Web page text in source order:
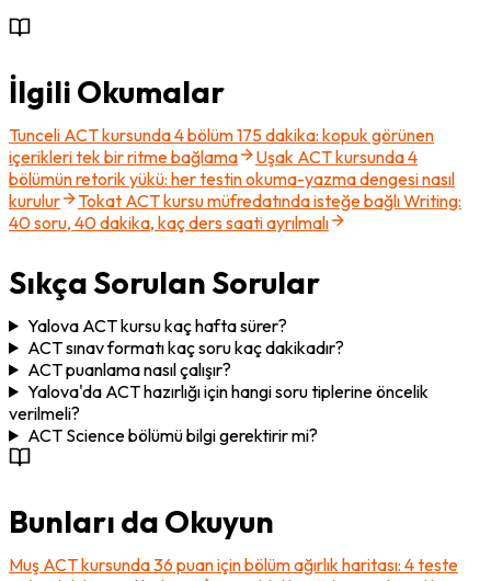
İlgili Okumalar
Tunceli ACT kursunda 4 bölüm 175 dakika: kopuk görünen
içerikleri tek bir ritme bağlama
Uşak ACT kursunda 4
bölümün retorik yükü: her testin okuma-yazma dengesi nasıl
kurulur
Tokat ACT kursu müfredatında isteğe bağlı Writing:
40 soru, 40 dakika, kaç ders saati ayrılmalı
Sıkça Sorulan Sorular
Yalova ACT kursu kaç hafta sürer?
ACT sınav formatı kaç soru kaç dakikadır?
ACT puanlama nasıl çalışır?
Yalova'da ACT hazırlığı için hangi soru tiplerine öncelik
verilmeli?
ACT Science bölümü bilgi gerektirir mi?
Bunları da Okuyun
Muş ACT kursunda 36 puan için bölüm ağırlık haritası: 4 teste